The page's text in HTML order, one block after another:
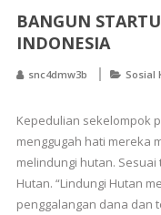
BANGUN
INDONESIA
snc4dmw3b Sosial
Kepedulian sekelompok
menggugah hati mereka
melindungi hutan.
Hutan. “Lindungi Hutan
penggalangan dana dan